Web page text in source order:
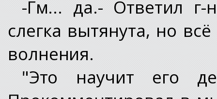
-Гм... да.- Ответил
слегка вытянута, но
волнения.
"Это научит его